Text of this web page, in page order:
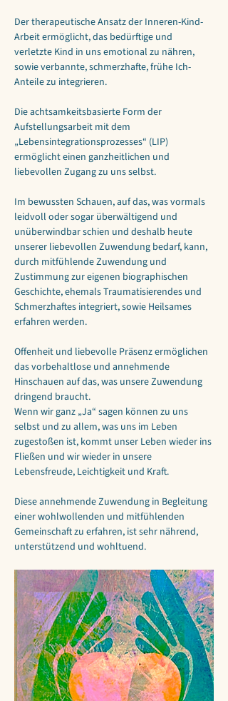
Der therapeutische Ansatz der Inneren-Kind-
Arbeit ermöglicht, das bedürftige und
verletzte Kind in uns emotional zu nähren,
sowie verbannte, schmerzhafte, frühe Ich-
Anteile zu integrieren.
Die achtsamkeitsbasierte Form der
Aufstellungsarbeit mit dem
„Lebensintegrationsprozesses“ (LIP)
ermöglicht einen ganzheitlichen und
liebevollen Zugang zu uns selbst.
Im bewussten Schauen, auf das, was vormals
leidvoll oder sogar überwältigend und
unüberwindbar schien und deshalb heute
unserer liebevollen Zuwendung bedarf, kann,
durch mitfühlende Zuwendung und
Zustimmung zur eigenen biographischen
Geschichte, ehemals Traumatisierendes und
Schmerzhaftes integriert, sowie Heilsames
erfahren werden.
Offenheit und liebevolle Präsenz ermöglichen
das vorbehaltlose und annehmende
Hinschauen auf das, was unsere Zuwendung
dringend braucht.
Wenn wir ganz „Ja“ sagen können zu uns
selbst und zu allem, was uns im Leben
zugestoßen ist, kommt unser Leben wieder ins
Fließen und wir wieder in unsere
Lebensfreude, Leichtigkeit und Kraft.
Diese annehmende Zuwendung in Begleitung
einer wohlwollenden und mitfühlenden
Gemeinschaft zu erfahren, ist sehr nährend,
unterstützend und wohltuend.